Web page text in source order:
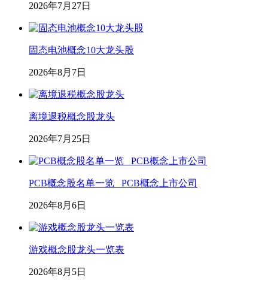
2026年7月27日
固态电池概念10大龙头股
2026年8月7日
离境退税概念股龙头
2026年7月25日
PCB概念股名单一览_ PCB概念上市公司
2026年8月6日
游戏概念股龙头一览表
2026年8月5日